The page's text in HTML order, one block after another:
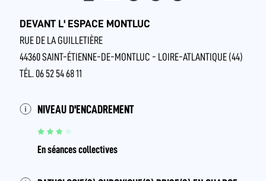
DEVANT L' ESPACE MONTLUC
RUE DE LA GUILLETIÈRE
44360 SAINT-ÉTIENNE-DE-MONTLUC - LOIRE-ATLANTIQUE (44)
TÉL. 06 52 54 68 11
NIVEAU D'ENCADREMENT
En séances collectives